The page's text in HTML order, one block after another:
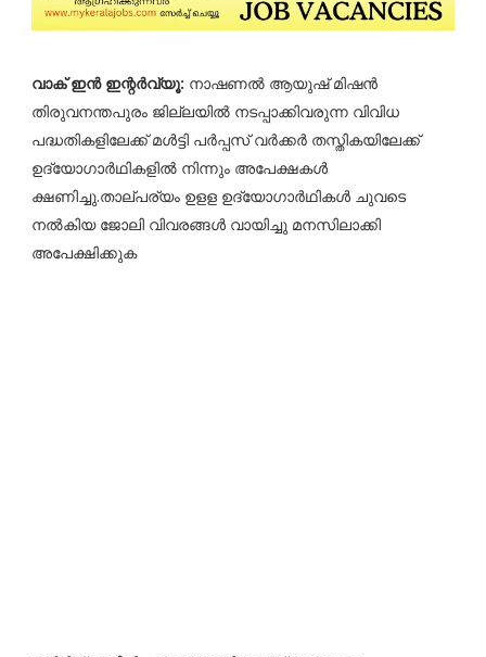
വാക് ഇൻ ഇന്റർവ്യൂ: നാഷണൽ ആയുഷ് മിഷൻ
തിരുവനന്തപുരം ജില്ലയിൽ നടപ്പാക്കിവരുന്ന വിവിധ
പദ്ധതികളിലേക്ക് മൾട്ടി പർപ്പസ് വർക്കർ തസ്തികയിലേക്ക്
ഉദ്യോഗാർഥികളിൽ നിന്നും അപേക്ഷകൾ
ക്ഷണിച്ചു.താല്പര്യം ഉളള ഉദ്യോഗാർഥികൾ ചുവടെ
നൽകിയ ജോലി വിവരങ്ങൾ വായിച്ചു മനസിലാക്കി
അപേക്ഷിക്കുക